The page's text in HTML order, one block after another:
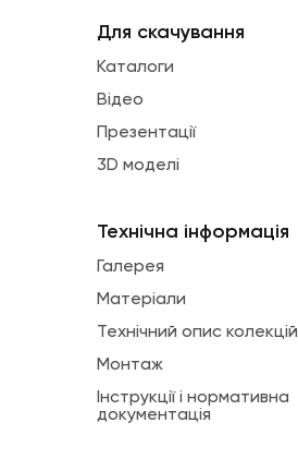
Для скачування
Каталоги
Відео
Презентації
3D моделі
Технічна інформація
Галерея
Матеріали
Технічний опис колекцій
Монтаж
Інструкції і нормативна
документація